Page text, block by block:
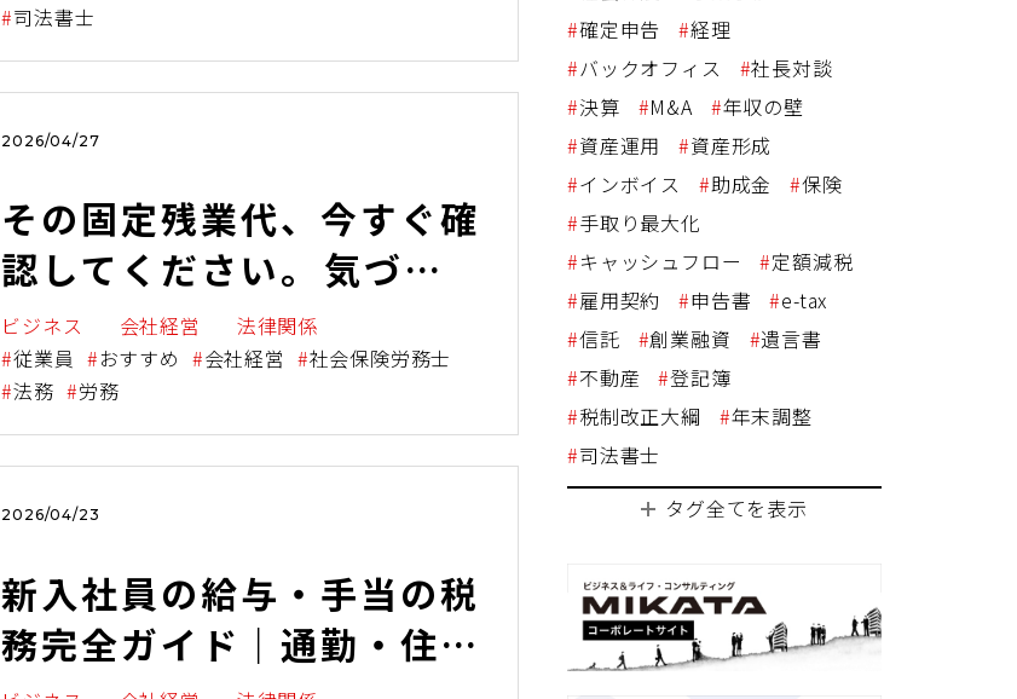
司法書士
2026/04/27
その固定残業代、今すぐ確
認してください。――気づか
ず抱える数百万円のリスク
ビジネス 会社経営
法律関係
従業員
おすすめ 会社経営
社会保険労務士
法務
労務
2026/04/23
新入社員の給与・手当の税
務完全ガイド｜通勤・住宅
確定申告
経理
バックオフィス
社長対談
決算
M&A
年収の壁
資産運用
資産形成
インボイス
助成金
保険
手取り最大化
キャッシュフロー
定額減税
雇用契約
申告書
e-tax
信託
創業融資
遺言書
不動産
登記簿
税制改正大綱
年末調整
司法書士
タグ全てを表示